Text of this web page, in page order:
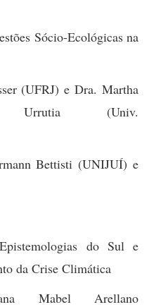
Sócio-Ecológicas na
(UFRJ) e Dra. Martha
Urrutia (Univ.
Bettisti (UNIJUÍ) e
Epistemologias do Sul e
da Crise Climática
Mabel Arellano